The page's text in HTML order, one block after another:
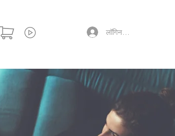
लॉगिन करें